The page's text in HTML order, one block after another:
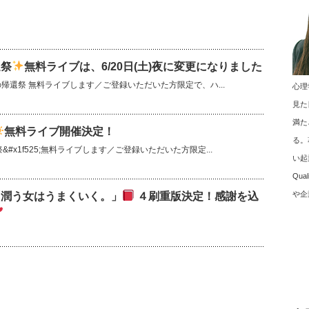
無料ライブは、6/20日(土)夜に変更になりました
還祭 無料ライブします／ご登録いただいた方限定で、ハ...
無料ライブ開催決定！
無料ライブします／ご登録いただいた方限定...
う女はうまくいく。」 ４刷重版決定！感謝を込
心理
見
満た
る
い
や企